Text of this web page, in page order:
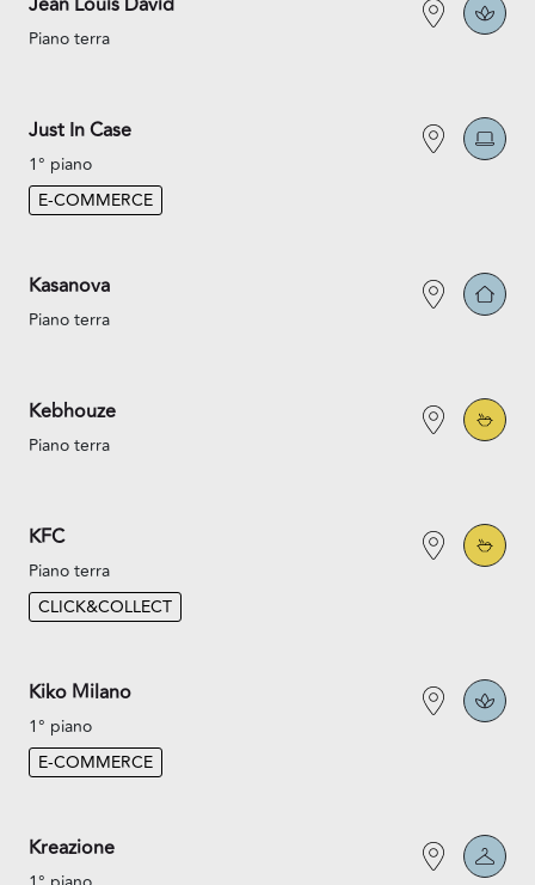
Piano terra
Just In Case
1° piano
E-COMMERCE
Kasanova
Piano terra
Kebhouze
Piano terra
KFC
Piano terra
CLICK&COLLECT
Kiko Milano
1° piano
E-COMMERCE
Kreazione